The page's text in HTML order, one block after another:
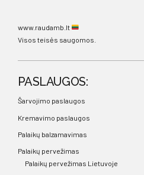
www.raudamb.lt
Visos teisės saugomos.
PASLAUGOS:
Šarvojimo paslaugos
Kremavimo paslaugos
Palaikų balzamavimas
Palaikų pervežimas
Palaikų pervežimas Lietuvoje